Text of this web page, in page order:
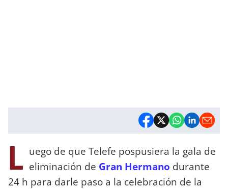
L uego de que Telefe pospusiera la gala de
eliminación de Gran Hermano durante
24 h para darle paso a la celebración de la